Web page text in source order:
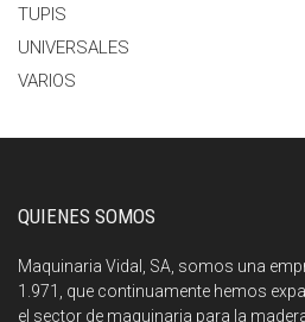
TUPIS
UNIVERSALES
VARIOS
QUIENES SOMOS
Maquinaria Vidal, SA, somos una
1.971, que continuamente hemos
el sector de maquinaria para la